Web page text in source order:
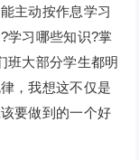
主动按作息学习
学习哪些知识?掌
班大部分学生都明
，我想这不仅是
要做到的一个好